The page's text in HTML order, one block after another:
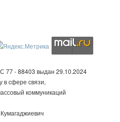
77 - 88403 выдан 29.10.2024
в сфере связи,
коммуникаций